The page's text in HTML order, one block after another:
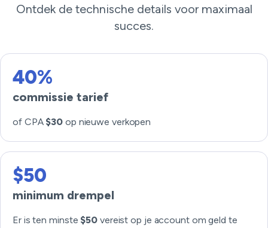
Ontdek de technische details voor maximaal
succes.
40%
commissie tarief
of CPA $30 op nieuwe verkopen
$50
minimum drempel
Er is ten minste $50 vereist op je account om geld te